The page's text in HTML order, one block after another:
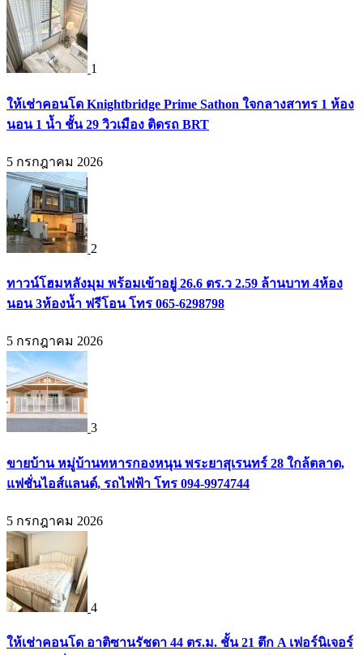
1
ให้เช่าคอนโด Knightbridge Prime Sathon ใจกลางสาทร 1 ห้อง
นอน 1 น้ำ ชั้น 29 วิวเมือง ติดรถ BRT
5 กรกฎาคม 2026
2
ทาวน์โฮมหลังมุม พร้อมเข้าอยู่ 26.6 ตร.ว 2.59 ล้านบาท 4ห้อง
นอน 3ห้องน้ำ ฟรีโอน โทร 065-6298798
5 กรกฎาคม 2026
3
ขายบ้าน หมู่บ้านทหารกองหนุน พระยาสุเรนทร์ 28 ใกล้ตลาด,
แฟชั่นไอส์แลนด์, รถไฟฟ้า โทร 094-9974744
5 กรกฎาคม 2026
4
ให้เช่าคอนโด อาติซานรัชดา 44 ตร.ม. ชั้น 21 ตึก A เฟอร์นิเจอร์